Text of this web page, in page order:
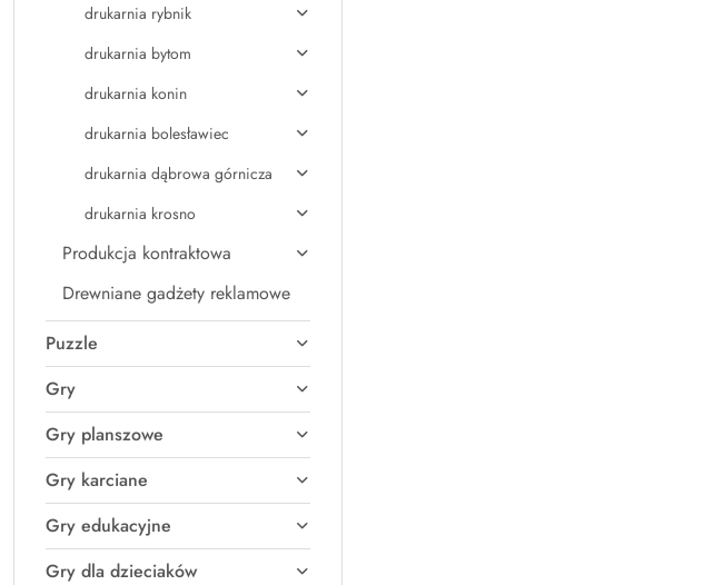
drukarnia rybnik
drukarnia bytom
drukarnia konin
drukarnia bolesławiec
drukarnia dąbrowa górnicza
drukarnia krosno
Produkcja kontraktowa
Drewniane gadżety reklamowe
Puzzle
Gry
Gry planszowe
Gry karciane
Gry edukacyjne
Gry dla dzieciaków